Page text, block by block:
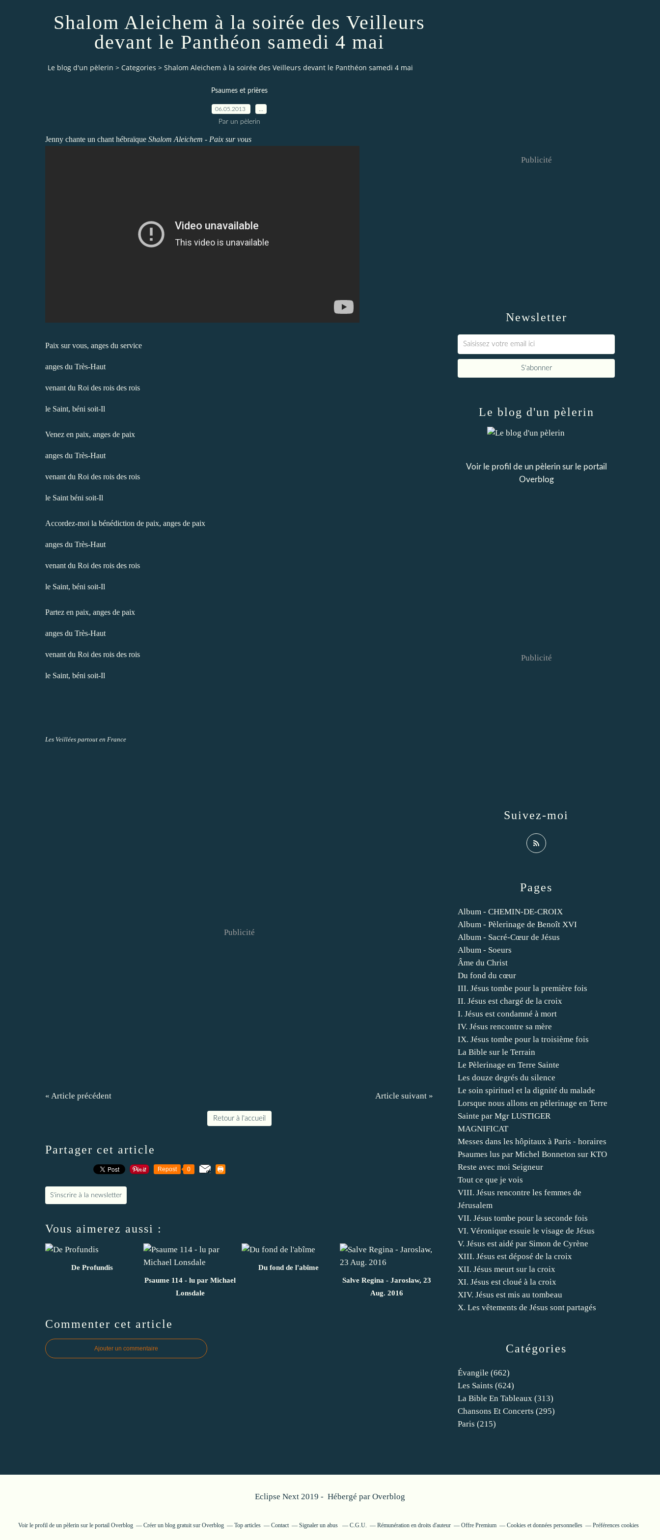
Shalom Aleichem à la soirée des Veilleurs
devant le Panthéon samedi 4 mai
Le blog d'un pèlerin > Categories > Shalom Aleichem à la soirée des Veilleurs devant le Panthéon samedi 4 mai
Psaumes et prières
06.05.2013
Par un pèlerin
Jenny chante un chant hébraïque Shalom Aleichem - Paix sur vous
Paix sur vous, anges du service
anges du Très-Haut
venant du Roi des rois des rois
le Saint, béni soit-Il
Venez en paix, anges de paix
anges du Très-Haut
venant du Roi des rois des rois
le Saint béni soit-Il
Accordez-moi la bénédiction de paix, anges de paix
anges du Très-Haut
venant du Roi des rois des rois
le Saint, béni soit-Il
Partez en paix, anges de paix
anges du Très-Haut
venant du Roi des rois des rois
le Saint, béni soit-Il
Les Veillées partout en France
Publicité
« Article précédent Article suivant »
Retour à l'accueil
Partager cet article
Repost 0
S'inscrire à la newsletter
Vous aimerez aussi :
De Profundis
Psaume 114 - lu par Michael
Lonsdale
Du fond de l'abîme
Salve Regina - Jaroslaw, 23
Aug. 2016
Commenter cet article
Ajouter un commentaire
Newsletter
Publicité
Catégories
Évangile (662)
Les Saints (624)
La Bible En Tableaux (313)
Chansons Et Concerts (295)
Paris (215)
Pages
Album - CHEMIN-DE-CROIX
Album - Pèlerinage de Benoît XVI
Album - Sacré-Cœur de Jésus
Album - Soeurs
Âme du Christ
Du fond du cœur
III. Jésus tombe pour la première fois
II. Jésus est chargé de la croix
I. Jésus est condamné à mort
IV. Jésus rencontre sa mère
IX. Jésus tombe pour la troisième fois
La Bible sur le Terrain
Le Pèlerinage en Terre Sainte
Les douze degrés du silence
Le soin spirituel et la dignité du malade
Lorsque nous allons en pèlerinage en Terre
Sainte par Mgr LUSTIGER
MAGNIFICAT
Messes dans les hôpitaux à Paris - horaires
Psaumes lus par Michel Bonneton sur KTO
Reste avec moi Seigneur
Tout ce que je vois
VIII. Jésus rencontre les femmes de
Jérusalem
VII. Jésus tombe pour la seconde fois
VI. Véronique essuie le visage de Jésus
V. Jésus est aidé par Simon de Cyrène
XIII. Jésus est déposé de la croix
XII. Jésus meurt sur la croix
XI. Jésus est cloué à la croix
XIV. Jésus est mis au tombeau
X. Les vêtements de Jésus sont partagés
Le blog d'un pèlerin
Voir le profil de un pèlerinsur le portail
Overblog
Suivez-moi
Publicité
Eclipse Next 2019 - Hébergé par Overblog
Voir le profil de un pèlerin sur le portail Overblog Créer un blog gratuit sur Overblog Top articles Contact Signaler un abus C.G.U. Rémunération en droits d'auteur Offre Premium Cookies et données personnelles Préférences cookies